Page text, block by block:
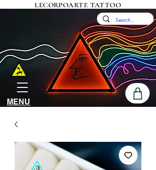
MENU
LECORPOARTE